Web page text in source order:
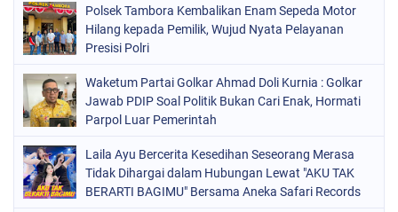
Polsek Tambora Kembalikan Enam Sepeda Motor
Hilang kepada Pemilik, Wujud Nyata Pelayanan
Presisi Polri
Waketum Partai Golkar Ahmad Doli Kurnia : Golkar
Jawab PDIP Soal Politik Bukan Cari Enak, Hormati
Parpol Luar Pemerintah
Laila Ayu Bercerita Kesedihan Seseorang Merasa
Tidak Dihargai dalam Hubungan Lewat "AKU TAK
BERARTI BAGIMU" Bersama Aneka Safari Records